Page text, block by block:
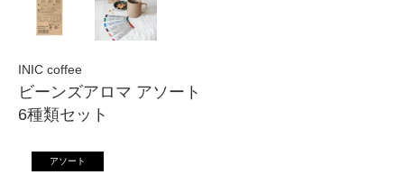
INIC coffee
ビーンズアロマ アソート
6種類セット
アソート